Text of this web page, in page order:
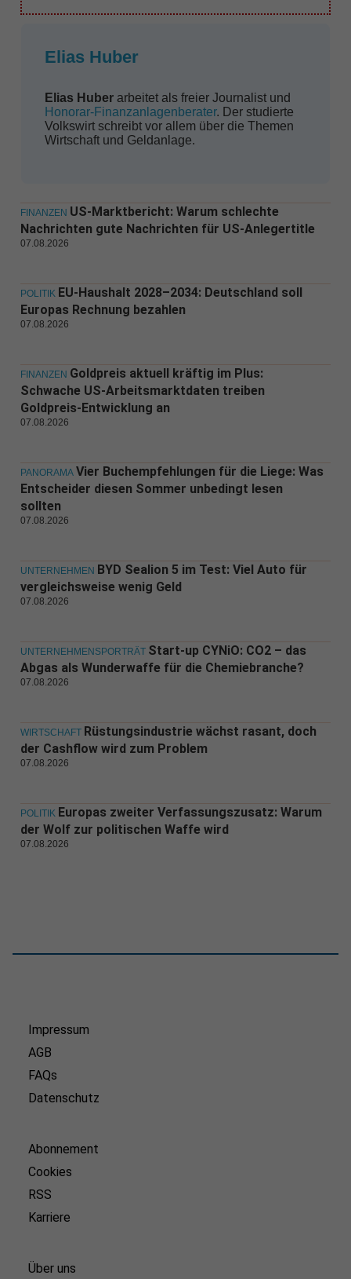
Elias Huber
Elias Huberarbeitet als freier Journalist und
Honorar-Finanzanlagenberater. Der studierte
Volkswirt schreibt vor allem über die Themen
Wirtschaft und Geldanlage.
FINANZEN US-Marktbericht: Warum schlechte
Nachrichten gute Nachrichten für US-Anlegertitle
07.08.2026
POLITIK EU-Haushalt 2028–2034: Deutschland soll
Europas Rechnung bezahlen
07.08.2026
FINANZEN Goldpreis aktuell kräftig im Plus:
Schwache US-Arbeitsmarktdaten treiben
Goldpreis-Entwicklung an
07.08.2026
PANORAMA Vier Buchempfehlungen für die Liege: Was
Entscheider diesen Sommer unbedingt lesen
sollten
07.08.2026
UNTERNEHMEN BYD Sealion 5 im Test: Viel Auto für
vergleichsweise wenig Geld
07.08.2026
UNTERNEHMENSPORTRÄT Start-up CYNiO: CO2 – das
Abgas als Wunderwaffe für die Chemiebranche?
07.08.2026
WIRTSCHAFT Rüstungsindustrie wächst rasant, doch
der Cashflow wird zum Problem
07.08.2026
POLITIK Europas zweiter Verfassungszusatz: Warum
der Wolf zur politischen Waffe wird
07.08.2026
Impressum
AGB
FAQs
Datenschutz
Abonnement
Cookies
RSS
Karriere
Über uns